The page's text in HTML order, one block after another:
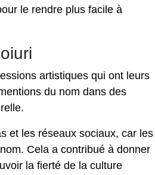
le rendre plus facile à
artistiques qui ont leurs
du nom dans des
et les réseaux sociaux, car les
Cela a contribué à donner
la fierté de la culture